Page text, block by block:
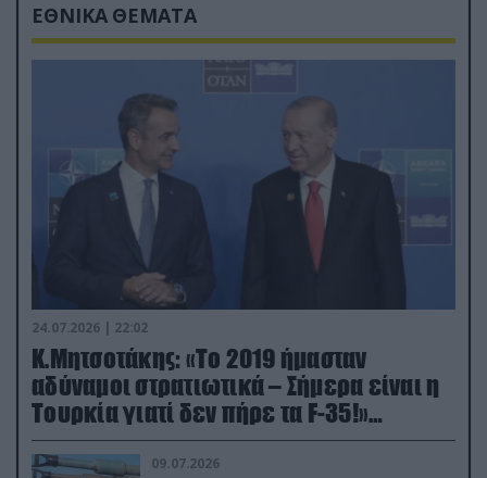
ΕΘΝΙΚΑ ΘΕΜΑΤΑ
24.07.2026 | 22:02
Κ.Μητσοτάκης: «Το 2019 ήμασταν
αδύναμοι στρατιωτικά – Σήμερα είναι η
Τουρκία γιατί δεν πήρε τα F-35!»
(βίντεο)
09.07.2026